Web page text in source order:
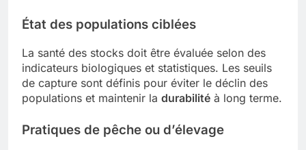
État des populations ciblées
La santé des stocks doit être évaluée selon des
indicateurs biologiques et statistiques. Les seuils
de capture sont définis pour éviter le déclin des
populations et maintenir la durabilité à long terme.
Pratiques de pêche ou d’élevage